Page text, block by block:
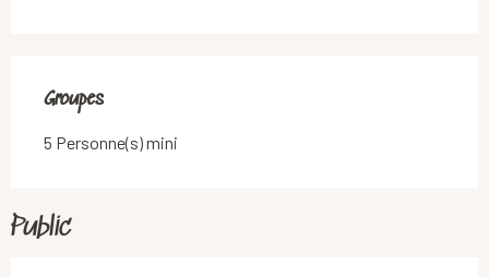
Groupes
Groupes
5 Personne(s) mini
Public